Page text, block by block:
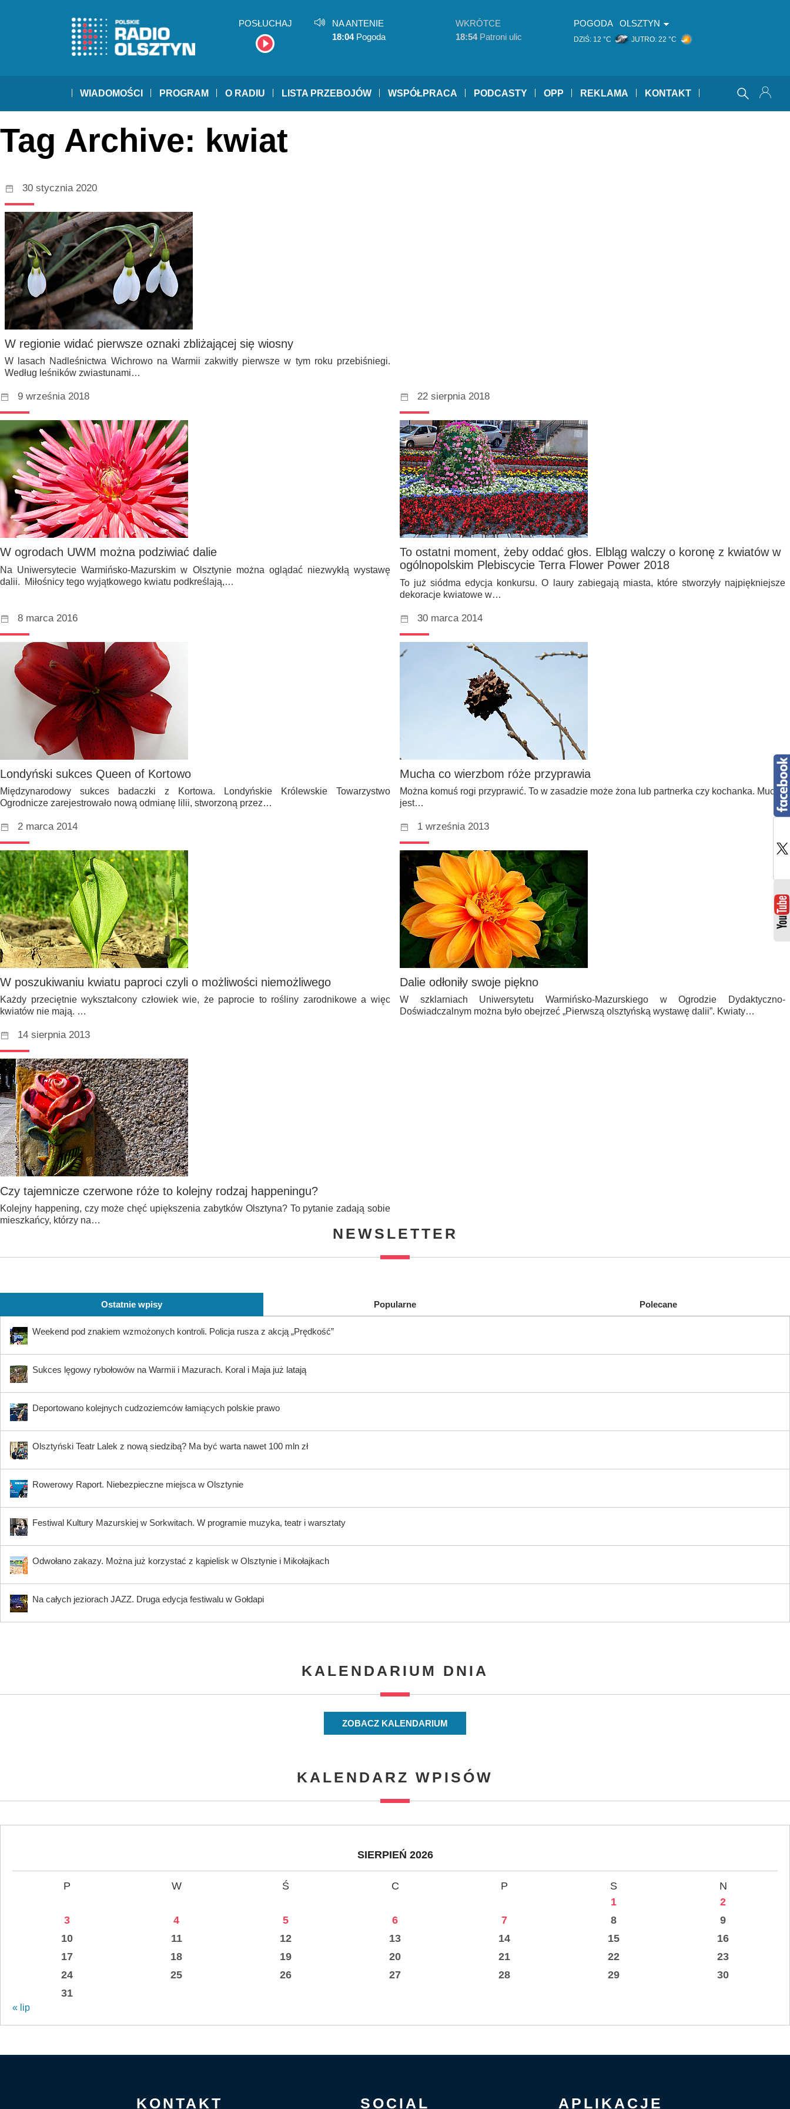
POSŁUCHAJ
NA ANTENIE
18:04Pogoda
WKRÓTCE
18:54Patroni ulic
POGODA OLSZTYN
DZIŚ: 12 °C JUTRO: 22 °C
WIADOMOŚCI PROGRAM O RADIU LISTA PRZEBOJÓW WSPÓŁPRACA PODCASTY OPP REKLAMA KONTAKT
Tag Archive: kwiat
30 stycznia 2020
W regionie widać pierwsze oznaki zbliżającej się wiosny
W lasach Nadleśnictwa Wichrowo na Warmii zakwitły pierwsze w tym roku przebiśniegi.
Według leśników zwiastunami…
9 września 2018
W ogrodach UWM można podziwiać dalie
Na Uniwersytecie Warmińsko-Mazurskim w Olsztynie można oglądać niezwykłą wystawę
dalii. Miłośnicy tego wyjątkowego kwiatu podkreślają,…
22 sierpnia 2018
To ostatni moment, żeby oddać głos. Elbląg walczy o koronę z kwiatów w
ogólnopolskim Plebiscycie Terra Flower Power 2018
To już siódma edycja konkursu. O laury zabiegają miasta, które stworzyły najpiękniejsze
dekoracje kwiatowe w…
8 marca 2016
Londyński sukces Queen of Kortowo
Międzynarodowy sukces badaczki z Kortowa. Londyńskie Królewskie Towarzystwo
Ogrodnicze zarejestrowało nową odmianę lilii, stworzoną przez…
30 marca 2014
Mucha co wierzbom róże przyprawia
Można komuś rogi przyprawić. To w zasadzie może żona lub partnerka czy kochanka. Mucha
jest…
2 marca 2014
W poszukiwaniu kwiatu paproci czyli o możliwości niemożliwego
Każdy przeciętnie wykształcony człowiek wie, że paprocie to rośliny zarodnikowe a więc
kwiatów nie mają. …
1 września 2013
Dalie odłoniły swoje piękno
W szklarniach Uniwersytetu Warmińsko-Mazurskiego w Ogrodzie Dydaktyczno-
Doświadczalnym można było obejrzeć „Pierwszą olsztyńską wystawę dalii”. Kwiaty…
14 sierpnia 2013
Czy tajemnicze czerwone róże to kolejny rodzaj happeningu?
Kolejny happening, czy może chęć upiększenia zabytków Olsztyna? To pytanie zadają sobie
mieszkańcy, którzy na…
NEWSLETTER
Ostatnie wpisy Popularne Polecane
Weekend pod znakiem wzmożonych kontroli. Policja rusza z akcją „Prędkość”
Sukces lęgowy rybołowów na Warmii i Mazurach. Koral i Maja już latają
Deportowano kolejnych cudzoziemców łamiących polskie prawo
Olsztyński Teatr Lalek z nową siedzibą? Ma być warta nawet 100 mln zł
Rowerowy Raport. Niebezpieczne miejsca w Olsztynie
Festiwal Kultury Mazurskiej w Sorkwitach. W programie muzyka, teatr i warsztaty
Odwołano zakazy. Można już korzystać z kąpielisk w Olsztynie i Mikołajkach
Na całych jeziorach JAZZ. Druga edycja festiwalu w Gołdapi
KALENDARIUM DNIA
ZOBACZ KALENDARIUM
KALENDARZ WPISÓW
SIERPIEŃ 2026
P W Ś C P S
N
1
2
3
4 5 6 7 8
9
10
11 12 13 14 15
16
17
18 19 20 21 22
23
24
25 26 27 28 29
30
31
« lip
KONTAKT SOCIAL APLIKACJE